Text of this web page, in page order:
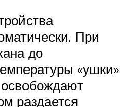
При
до
«ушки»
раздается